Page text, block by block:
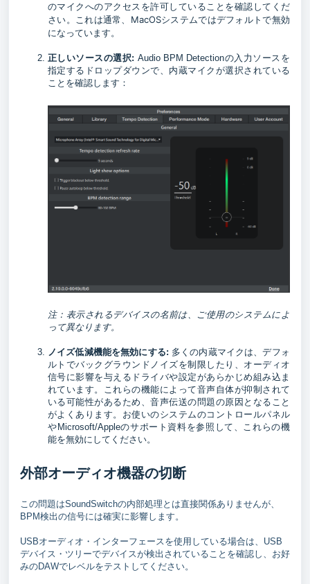
のマイクへのアクセスを許可していることを確認してくだ
さい。これは通常、MacOSシステムではデフォルトで無効
になっています。
正しいソースの選択: Audio BPM Detectionの入力ソースを
指定するドロップダウンで、内蔵マイクが選択されている
ことを確認します：
注：表示されるデバイスの名前は、ご使用のシステムによ
って異なります。
ノイズ低減機能を無効にする: 多くの内蔵マイクは、デフォ
ルトでバックグラウンドノイズを制限したり、オーディオ
信号に影響を与えるドライバや設定があらかじめ組み込ま
れています。これらの機能によって音声自体が抑制されて
いる可能性があるため、音声伝送の問題の原因となること
がよくあります。お使いのシステムのコントロールパネル
やMicrosoft/Appleのサポート資料を参照して、これらの機
能を無効にしてください。
外部オーディオ機器の切断
この問題はSoundSwitchの内部処理とは直接関係ありませんが、
BPM検出の信号には確実に影響します。
USBオーディオ・インターフェースを使用している場合は、USB
デバイス・ツリーでデバイスが検出されていることを確認し、お好
みのDAWでレベルをテストしてください。